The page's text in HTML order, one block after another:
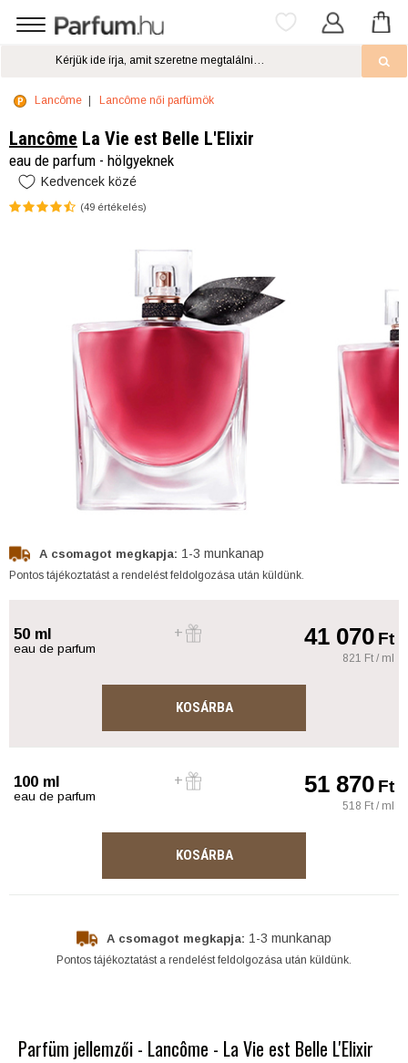
Lancôme Lancôme női parfümök
Lancôme La Vie est Belle L'Elixir
eau de parfum - hölgyeknek
Kedvencek közé
(49 értékelés)
A csomagot megkapja: 1-3 munkanap
Pontos tájékoztatást a rendelést feldolgozása után küldünk.
50 ml
eau de parfum 41 070Ft
821 Ft / ml
KOSÁRBA
100 ml
eau de parfum 51 870Ft
518 Ft / ml
KOSÁRBA
A csomagot megkapja: 1-3 munkanap
Pontos tájékoztatást a rendelést feldolgozása után küldünk.
Parfüm jellemzői - Lancôme - La Vie est Belle L'Elixir